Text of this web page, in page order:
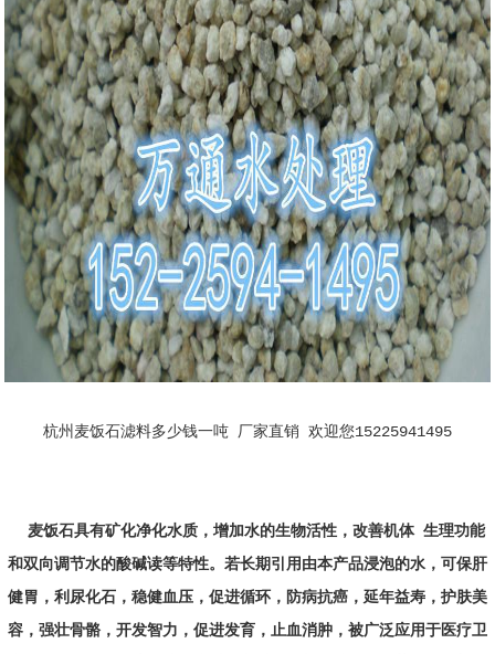
杭州麦饭石滤料多少钱一吨 厂家直销 欢迎您15225941495
麦饭石具有矿化净化水质，增加水的生物活性，改善机体 生理功能
和双向调节水的酸碱读等特性。若长期引用由本产品浸泡的水，可保肝
健胃，利尿化石，稳健血压，促进循环，防病抗癌，延年益寿，护肤美
容，强壮骨骼，开发智力，促进发育，止血消肿，被广泛应用于医疗卫